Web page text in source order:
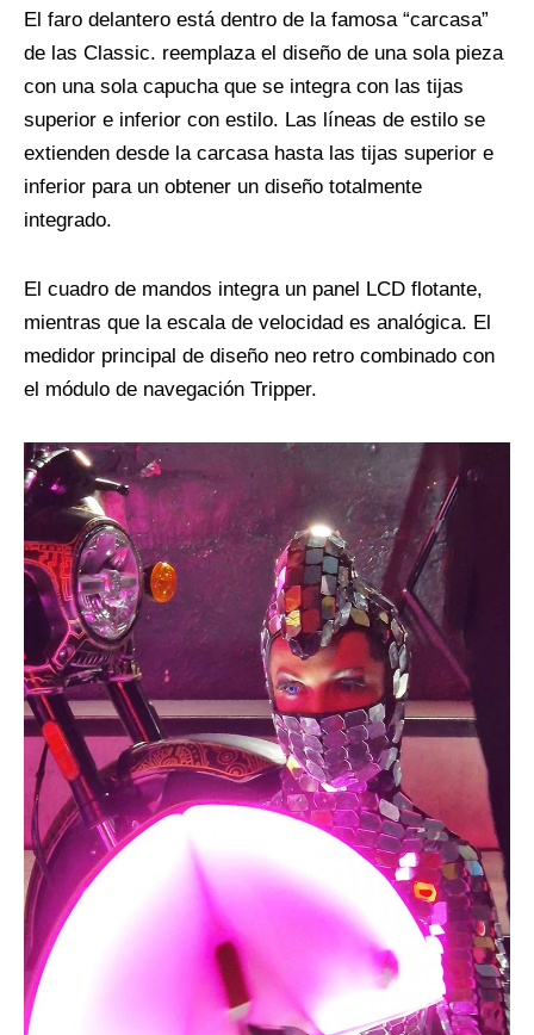
El faro delantero está dentro de la famosa “carcasa”
de las Classic. reemplaza el diseño de una sola pieza
con una sola capucha que se integra con las tijas
superior e inferior con estilo. Las líneas de estilo se
extienden desde la carcasa hasta las tijas superior e
inferior para un obtener un diseño totalmente
integrado.
El cuadro de mandos integra un panel LCD flotante,
mientras que la escala de velocidad es analógica. El
medidor principal de diseño neo retro combinado con
el módulo de navegación Tripper.